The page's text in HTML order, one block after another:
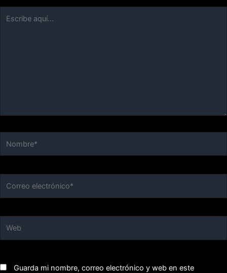
aquí...
electrónico*
Guarda mi nombre, correo electrónico y web en este